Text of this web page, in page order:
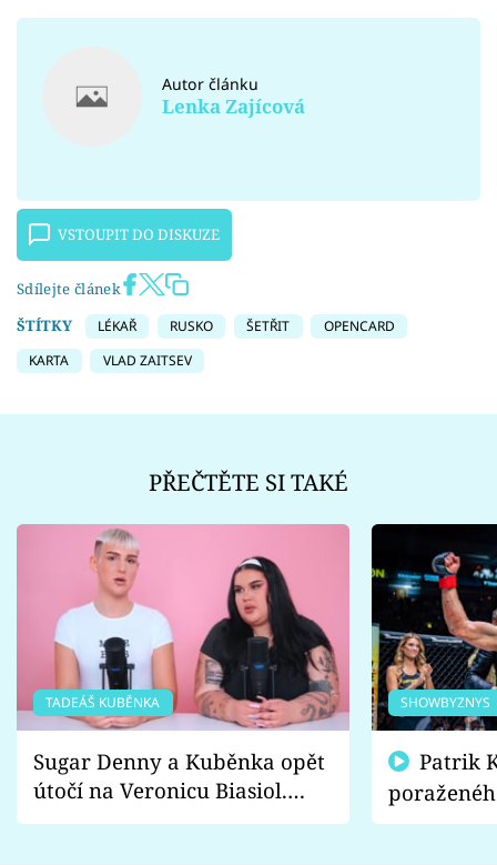
Autor článku
Lenka Zajícová
VSTOUPIT DO DISKUZE
Sdílejte článek
ŠTÍTKY
LÉKAŘ RUSKO ŠETŘIT
OPENCARD
KARTA
VLAD ZAITSEV
PŘEČTĚTE SI TAKÉ
TADEÁŠ KUBĚNKA
Sugar Denny a Kuběnka opět
útočí na Veronicu Biasiol.
Proč je podle nich falešná a
SHOWBYZNYS
fanoušci